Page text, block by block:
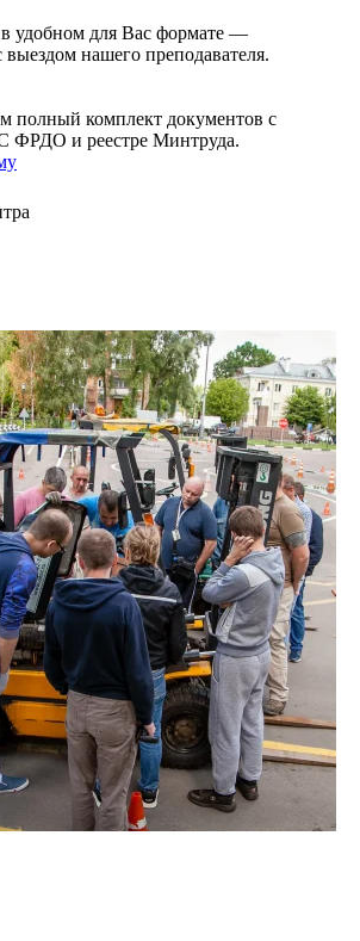
удобном для Вас формате —
нашего преподавателя.
полный комплект документов с
ФРДО и реестре Минтруда.